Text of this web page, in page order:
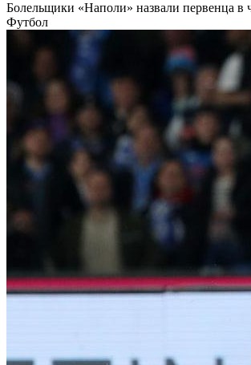
Болельщики «Наполи» назвали первенца в
Футбол